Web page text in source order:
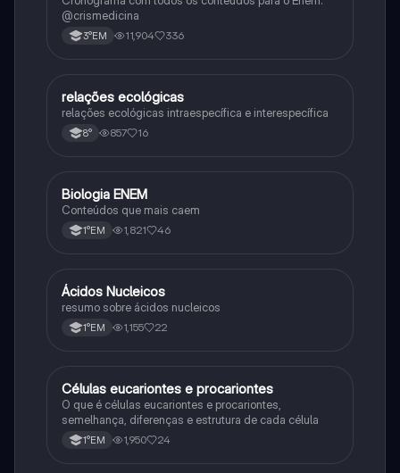
@crismedicina
3°EM 11,904 336
Biologia
relações ecológicas
relações ecológicas intraespecífica e interespecífica
8° 857 16
Ciência
Biologia ENEM
Conteúdos que mais caem
1°EM 1,821 46
Biologia
Ácidos Nucleicos
resumo sobre ácidos nucleicos
1°EM 1,155 22
Biologia
Células eucariontes e procariontes
O que é células eucariontes e procariontes,
semelhança, diferenças e estrutura de cada célula
1°EM 1,950 24